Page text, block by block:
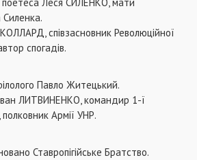
Леся СИЛЕНКО, мати
співзасновник Революційної
спогадів.
Павло Житецький.
ЛИТВИНЕНКО, командир 1-ї
полковник Армії УНР.
Ставропігійське Братство.